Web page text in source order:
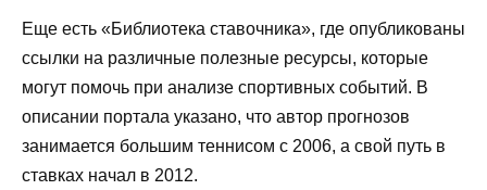
Еще есть «Библиотека ставочника», где опубликованы
ссылки на различные полезные ресурсы, которые
могут помочь при анализе спортивных событий. В
описании портала указано, что автор прогнозов
занимается большим теннисом с 2006, а свой путь в
ставках начал в 2012.